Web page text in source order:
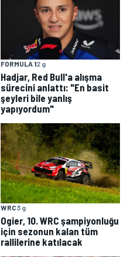
FORMULA 12 g
Hadjar, Red Bull'a alışma
sürecini anlattı: "En basit
şeyleri bile yanlış
yapıyordum"
WRC3 g
Ogier, 10. WRC şampiyonluğu
için sezonun kalan tüm
rallilerine katılacak